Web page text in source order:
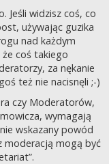
Jeśli widzisz coś, co
używając guzika
nad każdym
że coś takiego
za nękanie
też nie nacisnęli ;-)
czy Moderatorów,
wymagają
wskazany powód
moderacją mogą być